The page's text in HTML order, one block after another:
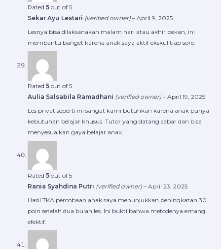
Rated 5 out of 5
Sekar Ayu Lestari (verified owner) – April 9, 2025
Lesnya bisa dilaksanakan malam hari atau akhir pekan, ini
membantu banget karena anak saya aktif ekskul tiap sore.
Rated 5 out of 5
Aulia Salsabila Ramadhani (verified owner) – April 19, 2025
Les privat seperti ini sangat kami butuhkan karena anak punya
kebutuhan belajar khusus. Tutor yang datang sabar dan bisa
menyesuaikan gaya belajar anak.
Rated 5 out of 5
Rania Syahdina Putri (verified owner) – April 23, 2025
Hasil TKA percobaan anak saya menunjukkan peningkatan 30
poin setelah dua bulan les. Ini bukti bahwa metodenya emang
efektif.